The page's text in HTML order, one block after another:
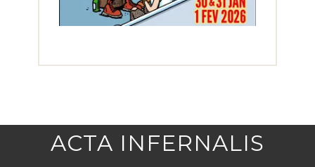
ACTA INFERNALIS